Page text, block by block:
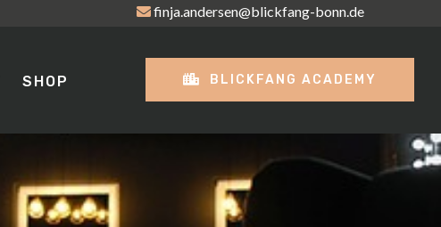
finja.andersen@blickfang-bonn.de
SHOP BLICKFANG ACADEMY